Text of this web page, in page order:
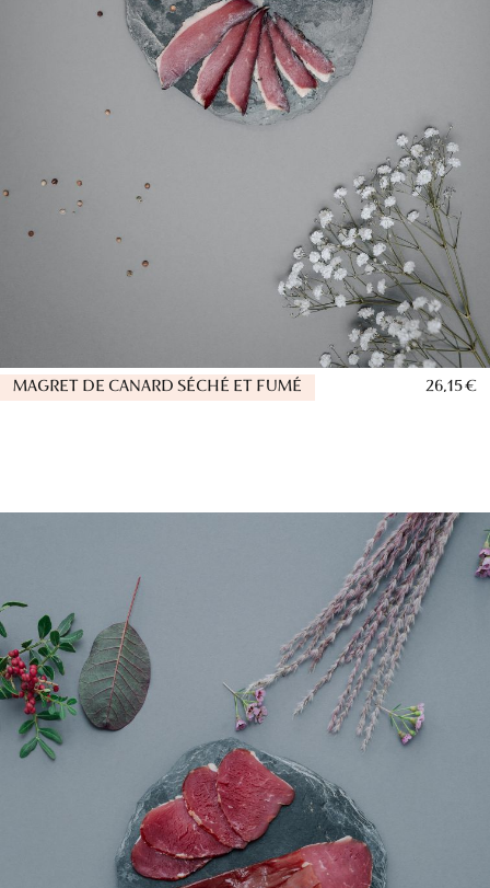
MAGRET DE CANARD SÉCHÉ ET FUMÉ 26,15 €